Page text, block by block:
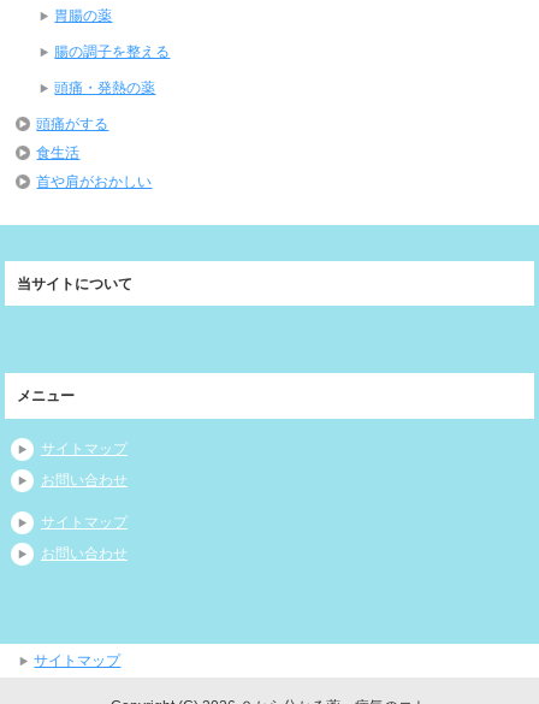
胃腸の薬
腸の調子を整える
頭痛・発熱の薬
頭痛がする
食生活
首や肩がおかしい
当サイトについて
メニュー
サイトマップ
お問い合わせ
サイトマップ
お問い合わせ
サイトマップ